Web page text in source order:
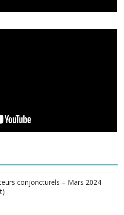
conjoncturels – Mars 2024